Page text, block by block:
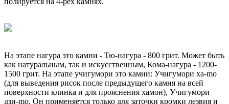
На этапе нагура это камни - Тю-нагура - 800 грит. Может быть
как натуральным, так и искусственным, Кома-нагура - 1200-
1500 грит. На этапе учигумори это камни: Учигумори ха-mo
(для выведения рисок после предыдущего камня на всей
поверхности клинка и для прояснения хамон), Учигумори
дзи-mo. Он применяется только для заточки кромки лезвия и